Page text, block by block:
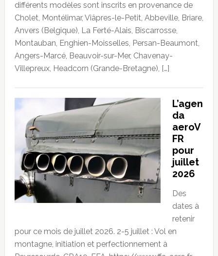
différents modèles sont inscrits en provenance de
Cholet, Montélimar, Viâpres-le-Petit, Abbeville, Briare,
Anvers (Belgique), La Ferté-Alais, Biscarrosse,
Montauban, Enghien-Moisselles, Persan-Beaumont,
Angers-Marcé, Beauvoir-sur-Mer, Chavenay-
Villepreux, Headcorn (Grande-Bretagne), […]
L’agen
da
aeroV
FR
pour
juillet
2026
Des
dates à
retenir
pour ce mois de juillet 2026. 2-5 juillet : Vol en
montagne, initiation et perfectionnement à